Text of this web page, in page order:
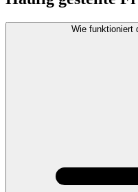
Wie funktioniert